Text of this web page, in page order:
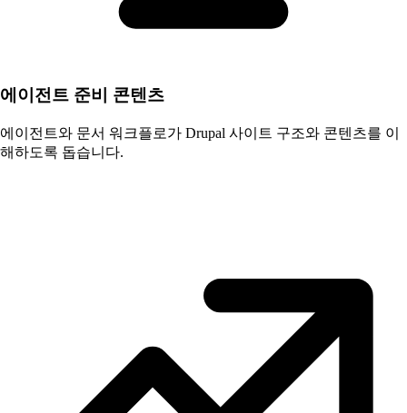
에이전트 준비 콘텐츠
에이전트와 문서 워크플로가 Drupal 사이트 구조와 콘텐츠를 이
해하도록 돕습니다.